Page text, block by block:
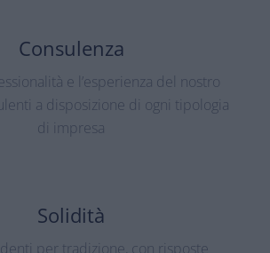
Consulenza
e l’esperienza del nostro
a disposizione di ogni tipologia
di impresa
Solidità
per tradizione, con risposte